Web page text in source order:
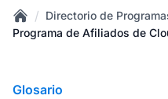
Home
/ Directorio de
Programa de Afiliados de
Glosario